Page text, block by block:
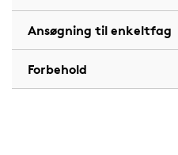
Ansøgning til enkeltfag
Forbehold